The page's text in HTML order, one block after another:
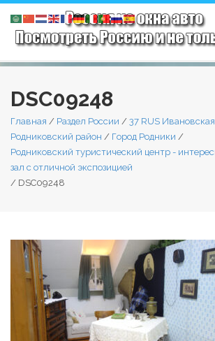
DSC09248
Главная / Раздел России / 37 RUS
Родниковский район / Город Родники /
Родниковский туристический центр -
зал с отличной экспозицией
/ DSC09248